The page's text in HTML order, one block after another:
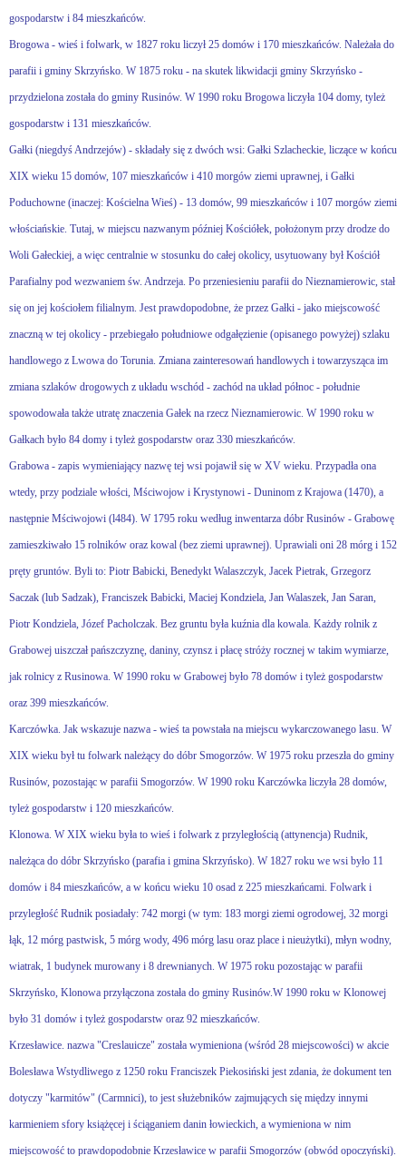
gospodarstw i 84 mieszkańców.
Brogowa - wieś i folwark, w 1827 roku liczył 25 domów i 170 mieszkańców. Należała do
parafii i gminy Skrzyńsko. W 1875 roku - na skutek likwidacji gminy Skrzyńsko -
przydzielona została do gminy Rusinów. W 1990 roku Brogowa liczyła 104 domy, tyleż
gospodarstw i 131 mieszkańców.
Gałki (niegdyś Andrzejów) - składały się z dwóch wsi: Gałki Szlacheckie, liczące w końcu
XIX wieku 15 domów, 107 mieszkańców i 410 morgów ziemi uprawnej, i Gałki
Poduchowne (inaczej: Kościelna Wieś) - 13 domów, 99 mieszkańców i 107 morgów ziemi
włościańskie. Tutaj, w miejscu nazwanym później Kościółek, położonym przy drodze do
Woli Gałeckiej, a więc centralnie w stosunku do całej okolicy, usytuowany był Kościół
Parafialny pod wezwaniem św. Andrzeja. Po przeniesieniu parafii do Nieznamierowic, stał
się on jej kościołem filialnym. Jest prawdopodobne, że przez Gałki - jako miejscowość
znaczną w tej okolicy - przebiegało południowe odgałęzienie (opisanego powyżej) szlaku
handlowego z Lwowa do Torunia. Zmiana zainteresowań handlowych i towarzysząca im
zmiana szlaków drogowych z układu wschód - zachód na układ północ - południe
spowodowała także utratę znaczenia Gałek na rzecz Nieznamierowic. W 1990 roku w
Gałkach było 84 domy i tyleż gospodarstw oraz 330 mieszkańców.
Grabowa - zapis wymieniający nazwę tej wsi pojawił się w XV wieku. Przypadła ona
wtedy, przy podziale włości, Mściwojow i Krystynowi - Duninom z Krajowa (1470), a
następnie Mściwojowi (l484). W 1795 roku według inwentarza dóbr Rusinów - Grabowę
zamieszkiwało 15 rolników oraz kowal (bez ziemi uprawnej). Uprawiali oni 28 mórg i 152
pręty gruntów. Byli to: Piotr Babicki, Benedykt Walaszczyk, Jacek Pietrak, Grzegorz
Saczak (lub Sadzak), Franciszek Babicki, Maciej Kondziela, Jan Walaszek, Jan Saran,
Piotr Kondziela, Józef Pacholczak. Bez gruntu była kuźnia dla kowala. Każdy rolnik z
Grabowej uiszczał pańszczyznę, daniny, czynsz i płacę stróży rocznej w takim wymiarze,
jak rolnicy z Rusinowa. W 1990 roku w Grabowej było 78 domów i tyleż gospodarstw
oraz 399 mieszkańców.
Karczówka. Jak wskazuje nazwa - wieś ta powstała na miejscu wykarczowanego lasu. W
XIX wieku był tu folwark należący do dóbr Smogorzów. W 1975 roku przeszła do gminy
Rusinów, pozostając w parafii Smogorzów. W 1990 roku Karczówka liczyła 28 domów,
tyleż gospodarstw i 120 mieszkańców.
Klonowa. W XIX wieku była to wieś i folwark z przyległością (attynencja) Rudnik,
należąca do dóbr Skrzyńsko (parafia i gmina Skrzyńsko). W 1827 roku we wsi było 11
domów i 84 mieszkańców, a w końcu wieku 10 osad z 225 mieszkańcami. Folwark i
przyległość Rudnik posiadały: 742 morgi (w tym: 183 morgi ziemi ogrodowej, 32 morgi
łąk, 12 mórg pastwisk, 5 mórg wody, 496 mórg lasu oraz place i nieużytki), młyn wodny,
wiatrak, 1 budynek murowany i 8 drewnianych. W 1975 roku pozostając w parafii
Skrzyńsko, Klonowa przyłączona została do gminy Rusinów.W 1990 roku w Klonowej
było 31 domów i tyleż gospodarstw oraz 92 mieszkańców.
Krzesławice. nazwa "Creslauicze" została wymieniona (wśród 28 miejscowości) w akcie
Bolesława Wstydliwego z 1250 roku Franciszek Piekosiński jest zdania, że dokument ten
dotyczy "karmitów" (Carmnici), to jest służebników zajmujących się między innymi
karmieniem sfory książęcej i ściąganiem danin łowieckich, a wymieniona w nim
miejscowość to prawdopodobnie Krzesławice w parafii Smogorzów (obwód opoczyński).